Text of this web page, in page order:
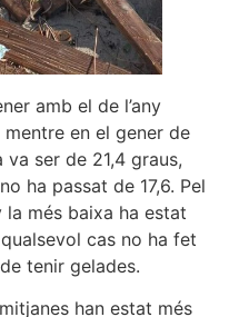
amb el de l’any
en el gener de
ser de 21,4 graus,
ha passat de 17,6. Pel
la més baixa ha estat
qualsevol cas no ha fet
tenir gelades.
han estat més